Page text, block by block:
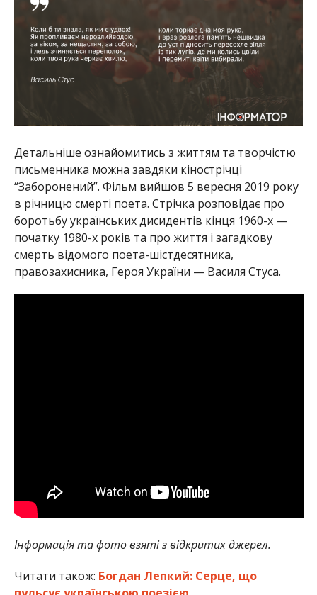
Детальніше ознайомитись з життям та творчістю
письменника можна завдяки кінострічці
“Заборонений”. Фільм вийшов 5 вересня 2019 року
в річницю смерті поета. Стрічка розповідає про
боротьбу українських дисидентів кінця 1960-х —
початку 1980-х років та про життя і загадкову
смерть відомого поета-шістдесятника,
правозахисника, Героя України — Василя Стуса.
Інформація та фото взяті з відкритих джерел.
Читати також: Богдан Лепкий: Серце, що